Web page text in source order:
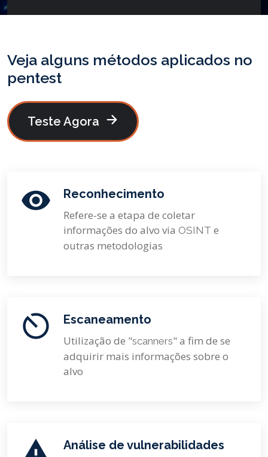
Veja alguns métodos aplicados no
pentest
Teste Agora
Reconhecimento
Refere-se a etapa de coletar
informações do alvo via OSINT e
outras metodologias
Escaneamento
Utilização de "scanners" a fim de se
adquirir mais informações sobre o
alvo
Análise de vulnerabilidades